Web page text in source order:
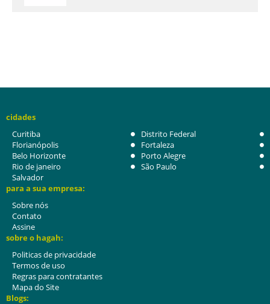
cidades
Curitiba
Distrito Federal
Florianópolis
Fortaleza
Belo Horizonte
Porto Alegre
Rio de janeiro
São Paulo
Salvador
para a sua empresa:
Sobre nós
Contato
Assine
sobre o hagah:
Politicas de privacidade
Termos de uso
Regras para contratantes
Mapa do Site
Blogs: